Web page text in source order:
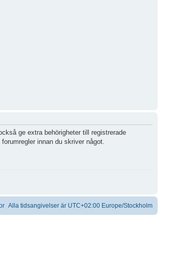
ge extra behörigheter till registrerade
innan du skriver något.
Alla tidsangivelser är UTC+02:00 Europe/Stockholm